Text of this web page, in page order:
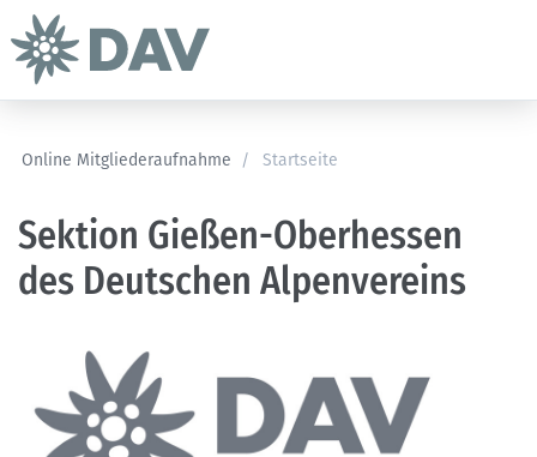
Online Mitgliederaufnahme / Startseite
Sektion Gießen-Oberhessen
des Deutschen Alpenvereins